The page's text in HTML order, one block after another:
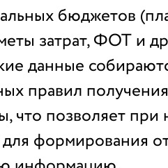
бюджетов
затрат, ФОТ и
данные
правил
что позволяет при
формирования